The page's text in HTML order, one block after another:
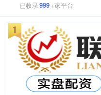
已收录999+家平台